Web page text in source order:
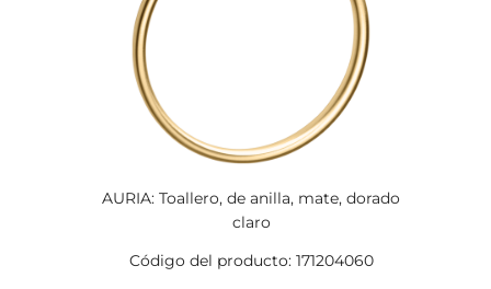
AURIA: Toallero, de anilla, mate, dorado
claro
Código del producto: 171204060